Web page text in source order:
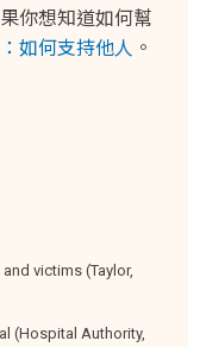
你想知道如何幫
如何支持他人 。
victims (Taylor,
(Hospital Authority,